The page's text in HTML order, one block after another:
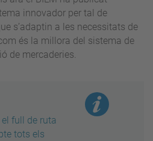
innovador per tal de
s’adaptin a les necessitats de
és la millora del sistema de
de mercaderies.
full de ruta
tots els